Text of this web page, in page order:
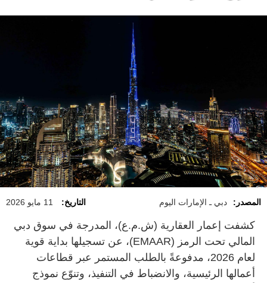
المصدر: دبي ـ الإمارات اليوم التاريخ: 11 مايو 2026
كشفت إعمار العقارية (ش.م.ع)، المدرجة في سوق دبي
المالي تحت الرمز (EMAAR)، عن تسجيلها بداية قوية
لعام 2026، مدفوعةً بالطلب المستمر عبر قطاعات
أعمالها الرئيسية، والانضباط في التنفيذ، وتنوّع نموذج